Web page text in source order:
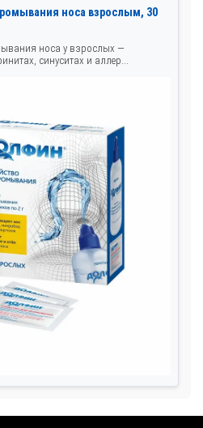
носа взрослым, 30
носа у взрослых —
синуситах и аллер...